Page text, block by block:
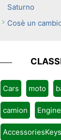
Saturno
Cosè un
Cars moto
camion
AccessoriesKeys